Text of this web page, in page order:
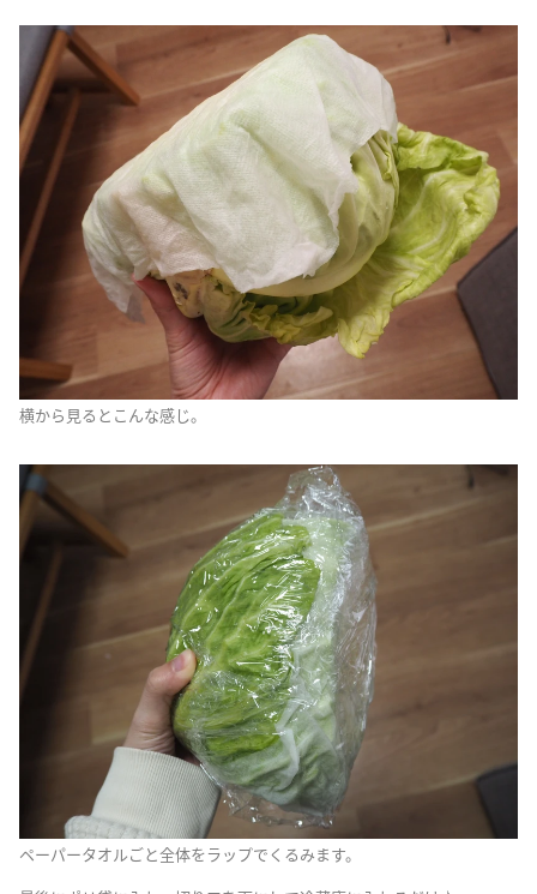
横から見るとこんな感じ。
ペーパータオルごと全体をラップでくるみます。